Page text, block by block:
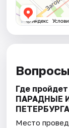
Где
ПАРАДНЫЕ
Место